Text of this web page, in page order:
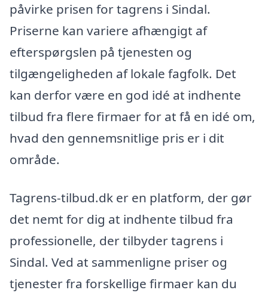
påvirke prisen for tagrens i Sindal.
Priserne kan variere afhængigt af
efterspørgslen på tjenesten og
tilgængeligheden af lokale fagfolk. Det
kan derfor være en god idé at indhente
tilbud fra flere firmaer for at få en idé om,
hvad den gennemsnitlige pris er i dit
område.
Tagrens-tilbud.dk er en platform, der gør
det nemt for dig at indhente tilbud fra
professionelle, der tilbyder tagrens i
Sindal. Ved at sammenligne priser og
tjenester fra forskellige firmaer kan du